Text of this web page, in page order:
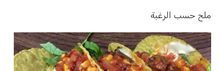
ملح حسب الرغبة